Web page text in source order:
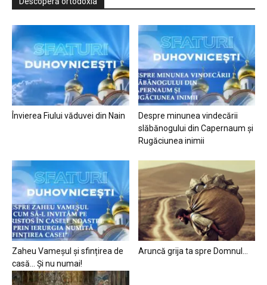
Învierea Fiului văduvei din Nain
Despre minunea vindecării
slăbănogului din Capernaum și
Rugăciunea inimii
Zaheu Vameșul și sfințirea de
casă… Și nu numai!
Aruncă grija ta spre Domnul…